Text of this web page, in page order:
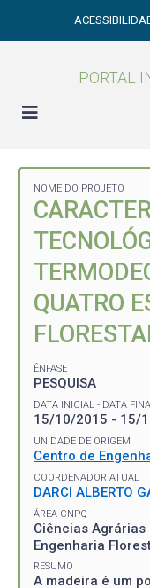
PORTAL
NOME DO PROJETO
QUATRO
ÊNFASE
PESQUISA
DATA INICIAL - DATA
15/10/2015 - 15/
UNIDADE DE ORIGEM
Centro de
COORDENADOR ATUAL
DARCI ALBERTO
ÁREA CNPQ
Ciências Agrárias
Engenharia
RESUMO
A madeira é um